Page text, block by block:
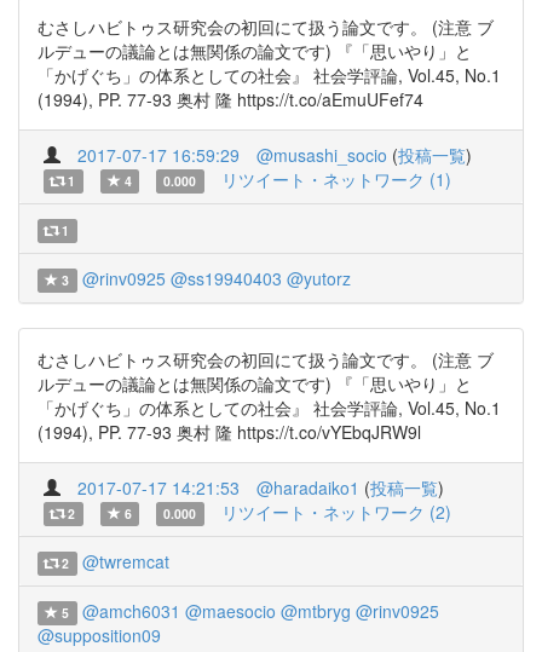
むさしハビトゥス研究会の初回にて扱う論文です。 (注意 ブ
ルデューの議論とは無関係の論文です) 『「思いやり」と
「かげぐち」の体系としての社会』 社会学評論, Vol.45, No.1
(1994), PP. 77-93 奥村 隆 https://t.co/aEmuUFef74
2017-07-17 16:59:29 @musashi_socio (投稿一覧)
1 4 0.000 リツイート・ネットワーク (1)
1
3 @rinv0925 @ss19940403 @yutorz
むさしハビトゥス研究会の初回にて扱う論文です。 (注意 ブ
ルデューの議論とは無関係の論文です) 『「思いやり」と
「かげぐち」の体系としての社会』 社会学評論, Vol.45, No.1
(1994), PP. 77-93 奥村 隆 https://t.co/vYEbqJRW9l
2017-07-17 14:21:53 @haradaiko1 (投稿一覧)
2 6 0.000 リツイート・ネットワーク (2)
2 @twremcat
5 @amch6031 @maesocio @mtbryg @rinv0925
@supposition09